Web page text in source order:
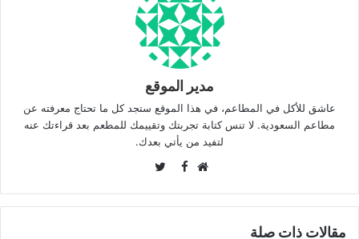
مدير الموقع
عاشق للأكل في المطاعم، في هذا الموقع ستجد كل ما تحتاج معرفته عن
مطاعم السعودية. لا تنس كتابة تجربتك وتقييمك للمطعم بعد قراءتك عنه
لتفيد من يأتي بعدك.
Facebook
مقالات ذات صلة